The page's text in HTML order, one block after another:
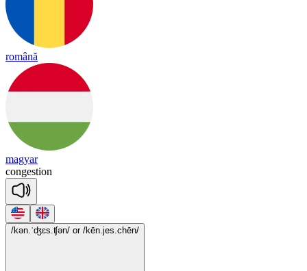
română
magyar
congestion
/kən.ˈʤɛs.ʧən/ or /kēn.jes.chēn/